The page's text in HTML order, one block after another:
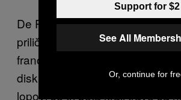
De Pablo je rekao da je na
priličan broj prepreka, rekavši
francuski proizvođači vina mogu
diskriminatorna ekipa. A da ne
lopovi su tri puta krali travu sa
Support for $2
See All
Or, continue for